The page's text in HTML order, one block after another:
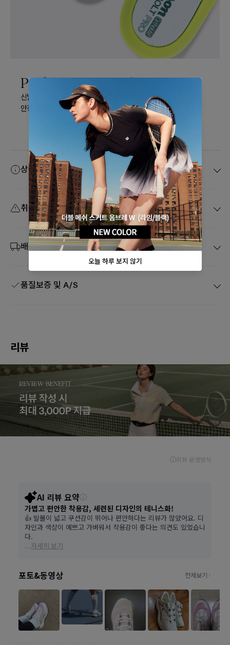
Performance Insole
신발과의 일체감을 올려주는 2중 파트 오솔라이트 인솔을 적용해
안정적인 착용감과 우수한 쿠셔닝을 제공합니다.
상품 정보고시
취급 주의사항
배송 및 취소
품질보증 및 A/S
리뷰